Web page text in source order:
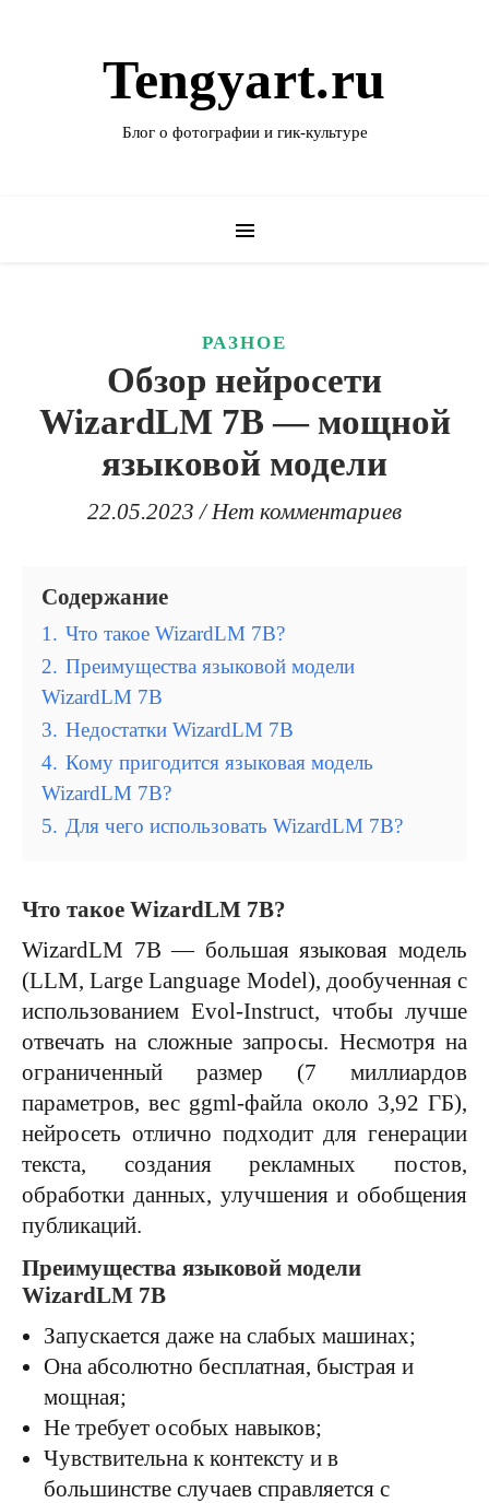
Tengyart.ru
Блог о фотографии и гик-культуре
РАЗНОЕ
Обзор нейросети
WizardLM 7B — мощной
языковой модели
22.05.2023 / Нет комментариев
Содержание
1. Что такое WizardLM 7B?
2. Преимущества языковой модели
WizardLM 7B
3. Недостатки WizardLM 7B
4. Кому пригодится языковая модель
WizardLM 7B?
5. Для чего использовать WizardLM 7B?
Что такое WizardLM 7B?
WizardLM 7B — большая языковая модель
(LLM, Large Language Model), дообученная с
использованием Evol-Instruct, чтобы лучше
отвечать на сложные запросы. Несмотря на
ограниченный размер (7 миллиардов
параметров, вес ggml-файла около 3,92 ГБ),
нейросеть отлично подходит для генерации
текста, создания рекламных постов,
обработки данных, улучшения и обобщения
публикаций.
Преимущества языковой модели
WizardLM 7B
Запускается даже на слабых машинах;
Она абсолютно бесплатная, быстрая и
мощная;
Не требует особых навыков;
Чувствительна к контексту и в
большинстве случаев справляется с